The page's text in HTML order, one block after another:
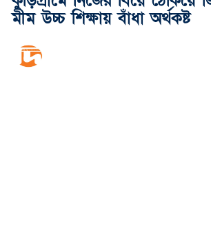
মীম উচ্চ শিক্ষায় বাঁধা অর্থকষ্ট